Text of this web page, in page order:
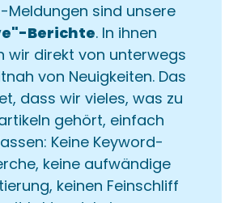
Meldungen sind unsere
Berichte. In ihnen
wir direkt von unterwegs
von Neuigkeiten. Das
dass wir vieles, was zu
gehört, einfach
Keine Keyword-
keine aufwändige
keinen Feinschliff